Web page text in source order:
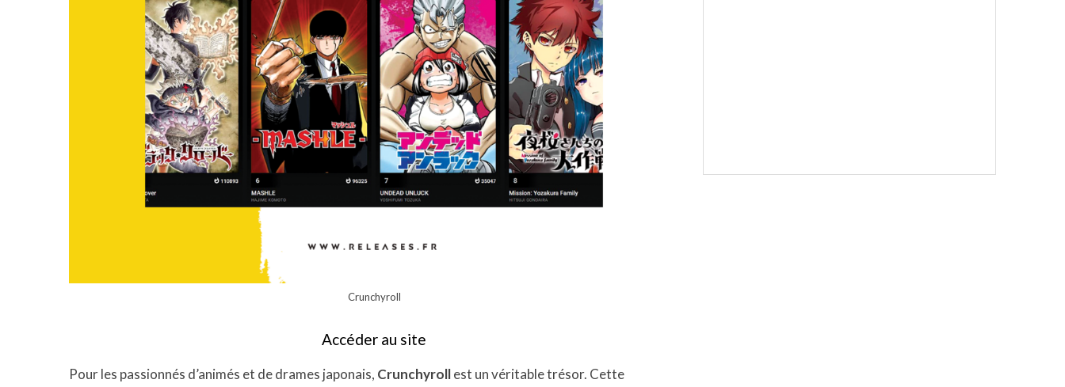
Crunchyroll
Accéder au site
Pour les passionnés d’animés et de drames japonais, Crunchyrollest un véritable trésor. Cette